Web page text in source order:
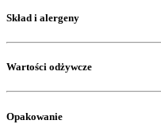
Skład i alergeny
Wartości odżywcze
Opakowanie